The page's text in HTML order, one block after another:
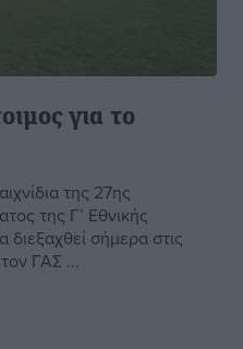
για το
της 27ης
της Γ’ Εθνικής
διεξαχθεί σήμερα στις
ΓΑΣ ...